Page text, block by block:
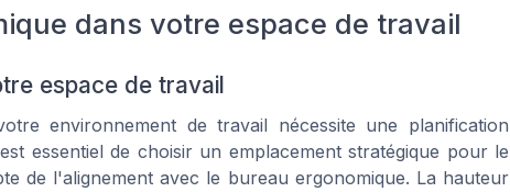
dans votre espace de travail
espace de travail
environnement de travail nécessite une planification
essentiel de choisir un emplacement stratégique pour le
de l'alignement avec le bureau ergonomique. La hauteur